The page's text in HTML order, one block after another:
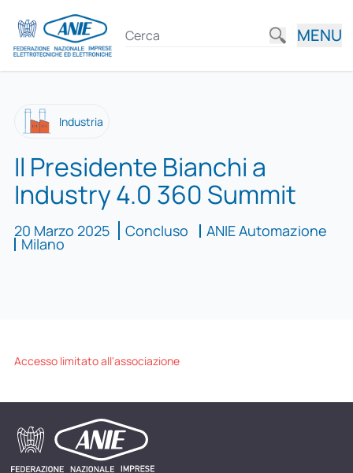
MENU
Industria
Il Presidente Bianchi a
Industry 4.0 360 Summit
20 Marzo 2025 Concluso ANIE Automazione
Milano
Accesso limitato all'associazione